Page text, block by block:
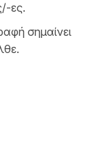
ες.
σημαίνει